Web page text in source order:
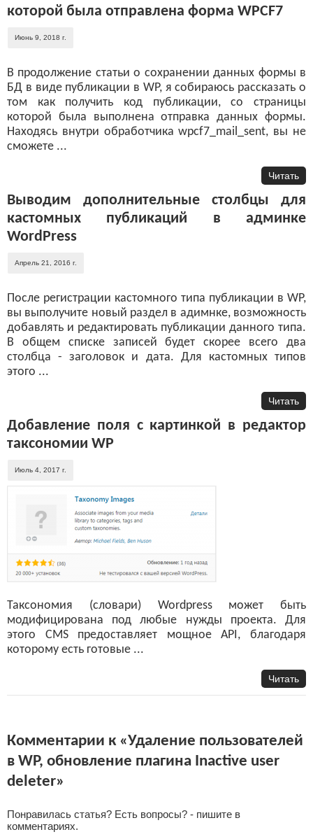
которой была отправлена форма WPCF7
Июнь 9, 2018 г.
В продолжение статьи о сохранении данных формы в
БД в виде публикации в WP, я собираюсь рассказать о
том как получить код публикации, со страницы
которой была выполнена отправка данных формы.
Находясь внутри обработчика wpcf7_mail_sent, вы не
сможете ...
Читать
Выводим дополнительные столбцы для
кастомных публикаций в админке
WordPress
Апрель 21, 2016 г.
После регистрации кастомного типа публикации в WP,
вы выполучите новый раздел в адимнке, возможность
добавлять и редактировать публикации данного типа.
В общем списке записей будет скорее всего два
столбца - заголовок и дата. Для кастомных типов
этого ...
Читать
Добавление поля с картинкой в редактор
таксономии WP
Июль 4, 2017 г.
Таксономия (словари) Wordpress может быть
модифицирована под любые нужды проекта. Для
этого CMS предоставляет мощное API, благодаря
которому есть готовые ...
Читать
Комментарии к «Удаление пользователей
в WP, обновление плагина Inactive user
deleter»
Понравилась статья? Есть вопросы? - пишите в
комментариях.